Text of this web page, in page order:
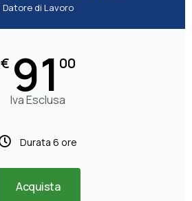
Datore di Lavoro
€ 91 00
Iva Esclusa
Durata 6 ore
Acquista